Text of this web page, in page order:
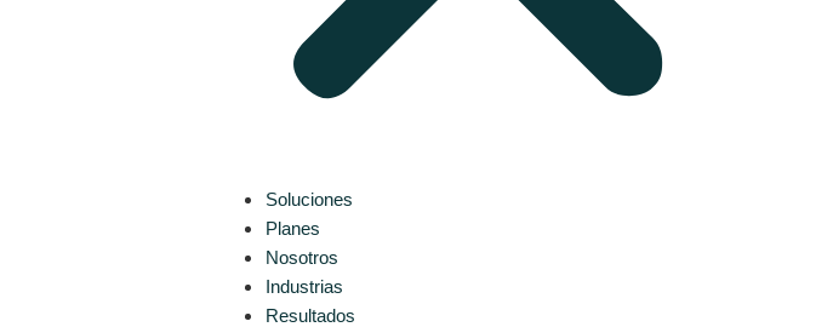
Soluciones
Planes
Nosotros
Industrias
Resultados